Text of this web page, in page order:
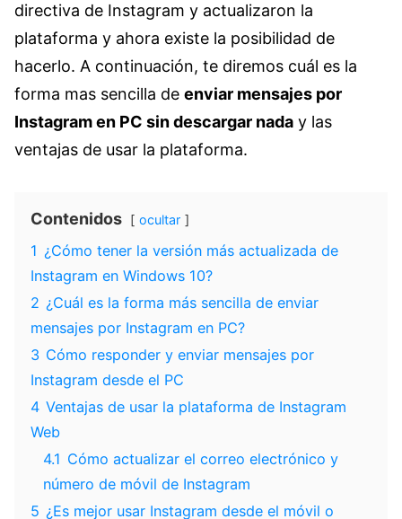
directiva de Instagram y actualizaron la
plataforma y ahora existe la posibilidad de
hacerlo. A continuación, te diremos cuál es la
forma mas sencilla de enviar mensajes por
Instagram en PC sin descargar nada y las
ventajas de usar la plataforma.
Contenidos ocultar
1 ¿Cómo tener la versión más actualizada de
Instagram en Windows 10?
2 ¿Cuál es la forma más sencilla de enviar
mensajes por Instagram en PC?
3 Cómo responder y enviar mensajes por
Instagram desde el PC
4 Ventajas de usar la plataforma de Instagram
Web
4.1 Cómo actualizar el correo electrónico y
número de móvil de Instagram
5 ¿Es mejor usar Instagram desde el móvil o